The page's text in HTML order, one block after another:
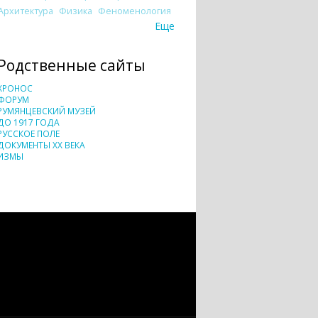
Физика Феноменология
Еще
сайты
МУЗЕЙ
1917 ГОДА
ПОЛЕ
XX ВЕКА